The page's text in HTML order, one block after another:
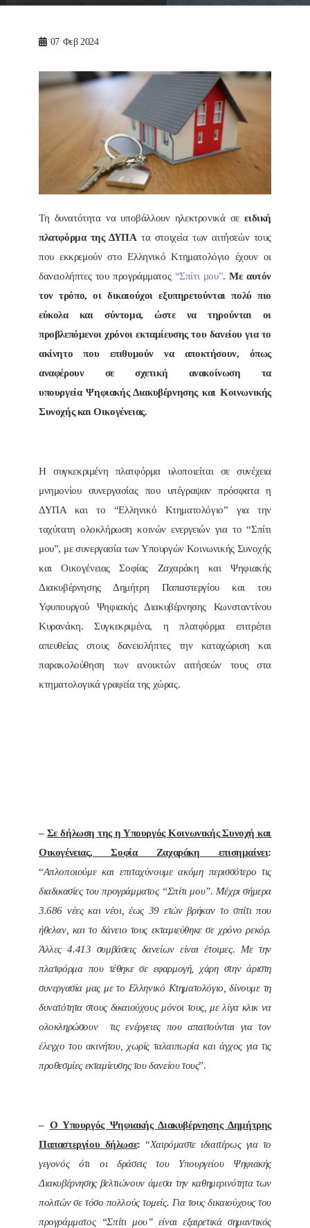
07 Φεβ 2024
Τη δυνατότητα να υποβάλλουν ηλεκτρονικά σεειδική
πλατφόρμα της ΔΥΠΑ τα στοιχεία των αιτήσεών τους
που εκκρεμούν στο Ελληνικό Κτηματολόγιο έχουν οι
δανειολήπτες του προγράμματος “Σπίτι μου”.Με αυτόν
τον τρόπο, οι δικαιούχοι εξυπηρετούνται πολύ πιο
εύκολα και σύντομα, ώστε να τηρούνται οι
προβλεπόμενοι χρόνοι εκταμίευσης του δανείου για το
ακίνητο που επιθυμούν να αποκτήσουν, όπως
αναφέρουν σε σχετική ανακοίνωση τα
υπουργεία Ψηφιακής Διακυβέρνησης και Κοινωνικής
Συνοχής και Οικογένειας.
Η συγκεκριμένη πλατφόρμα υλοποιείται σε συνέχεια
μνημονίου συνεργασίας που υπέγραψαν πρόσφατα η
ΔΥΠΑ και το “Ελληνικό Κτηματολόγιο” για την
ταχύτατη ολοκλήρωση κοινών ενεργειών για το “Σπίτι
μου”, με συνεργασία των Υπουργών Κοινωνικής Συνοχής
και Οικογένειας Σοφίας Ζαχαράκη και Ψηφιακής
Διακυβέρνησης Δημήτρη Παπαστεργίου και του
Υφυπουργού Ψηφιακής Διακυβέρνησης Κωνσταντίνου
Κυρανάκη. Συγκεκριμένα, η πλατφόρμα επιτρέπει
απευθείας στους δανειολήπτες την καταχώριση και
παρακολούθηση των ανοικτών αιτήσεών τους στα
κτηματολογικά γραφεία της χώρας.
– Σε δήλωση της η Υπουργός Κοινωνικής Συνοχή και
Οικογένειας, Σοφία Ζαχαράκη επισημαίνει:
“Απλοποιούμε και επιταχύνουμε ακόμη περισσότερο τις
διαδικασίες του προγράμματος “Σπίτι μου”. Μέχρι σήμερα
3.686 νέες και νέοι, έως 39 ετών βρήκαν το σπίτι που
ήθελαν, και το δάνειο τους εκταμιεύθηκε σε χρόνο ρεκόρ.
Άλλες 4.413 συμβάσεις δανείων είναι έτοιμες. Με την
πλατφόρμα που τέθηκε σε εφαρμογή, χάρη στην άριστη
συνεργασία μας με το Ελληνικό Κτηματολόγιο, δίνουμε τη
δυνατότητα στους δικαιούχους μόνοι τους, με λίγα κλικ να
ολοκληρώσουν τις ενέργειες που απαιτούνται για τον
έλεγχο του ακινήτου, χωρίς ταλαιπωρία και άγχος για τις
προθεσμίες εκταμίευσης του δανείου τους”.
– Ο Υπουργός Ψηφιακής Διακυβέρνησης Δημήτρης
Παπαστεργίου δήλωσε: “Χαιρόμαστε ιδιαιτέρως για το
γεγονός ότι οι δράσεις του Υπουργείου Ψηφιακής
Διακυβέρνησης βελτιώνουν άμεσα την καθημερινότητα των
πολιτών σε τόσο πολλούς τομείς. Για τους δικαιούχους του
προγράμματος “Σπίτι μου” είναι εξαιρετικά σημαντικός